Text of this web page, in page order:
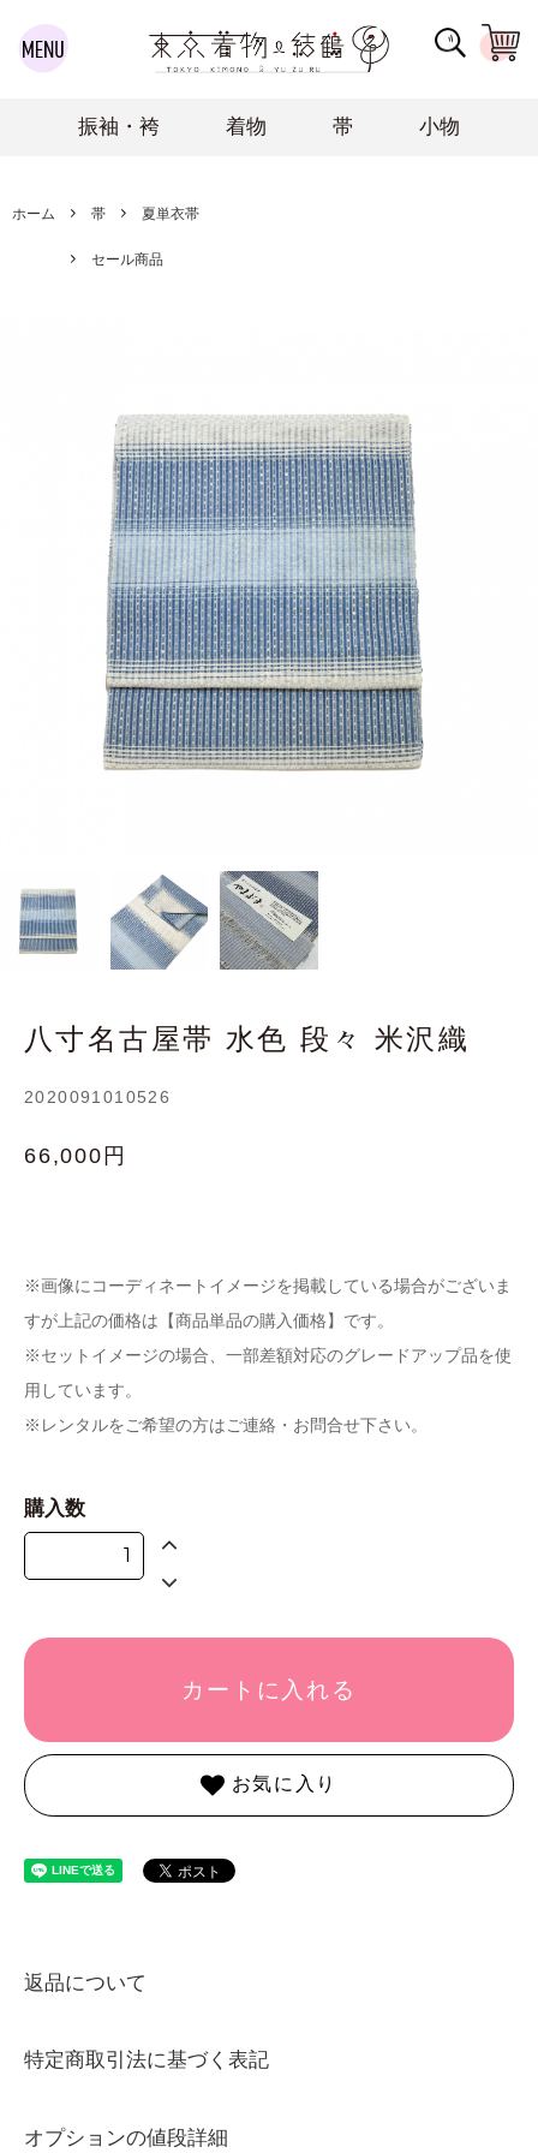
振袖・袴 着物 帯 小物
ホーム 帯 夏単衣帯
セール商品
八寸名古屋帯 水色 段々 米沢織
2020091010526
66,000円
※画像にコーディネートイメージを掲載している場合がございま
すが上記の価格は【商品単品の購入価格】です。
※セットイメージの場合、一部差額対応のグレードアップ品を使
用しています。
※レンタルをご希望の方はご連絡・お問合せ下さい。
購入数
カートに入れる
お気に入り
返品について
特定商取引法に基づく表記
オプションの値段詳細